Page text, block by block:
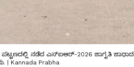
ನಡೆದ ಎಸ್‌ಐಆರ್‌-2026 ಜಾಗೃತಿ
| Kannada Prabha